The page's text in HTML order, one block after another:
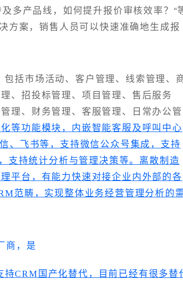
多产品线，如何提升报价审核效率？“
方案，销售人员可以快速准确地生成报
括市场活动、客户管理、线索管理、
、招投标管理、项目管理、售后服务
理、财务管理、客服管理、日常办公管
等功能模块，内嵌智能客服及呼叫中心
、飞书等，支持微信公众号集成，支持
支持统计分析与管理决策等。离散制造
平台，有能力快速对接企业内外部的各
范畴，实现整体业务经营管理分析的
商，是
CRM国产化替代，目前已经有很多替